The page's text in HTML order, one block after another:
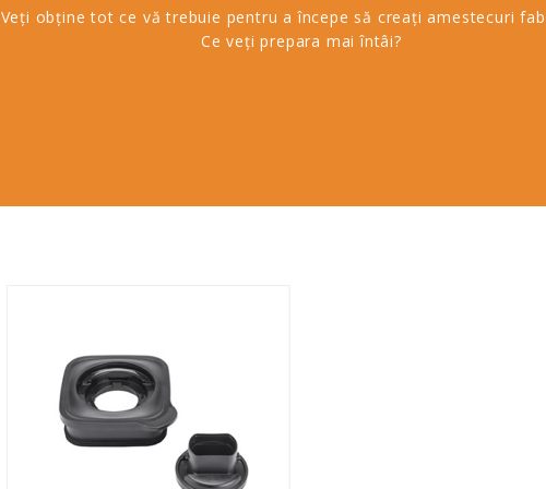
Veți obține tot ce vă trebuie pentru a începe să creați amestecuri
Ce veți prepara mai întâi?